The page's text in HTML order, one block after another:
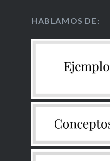
HABLAMOS DE: